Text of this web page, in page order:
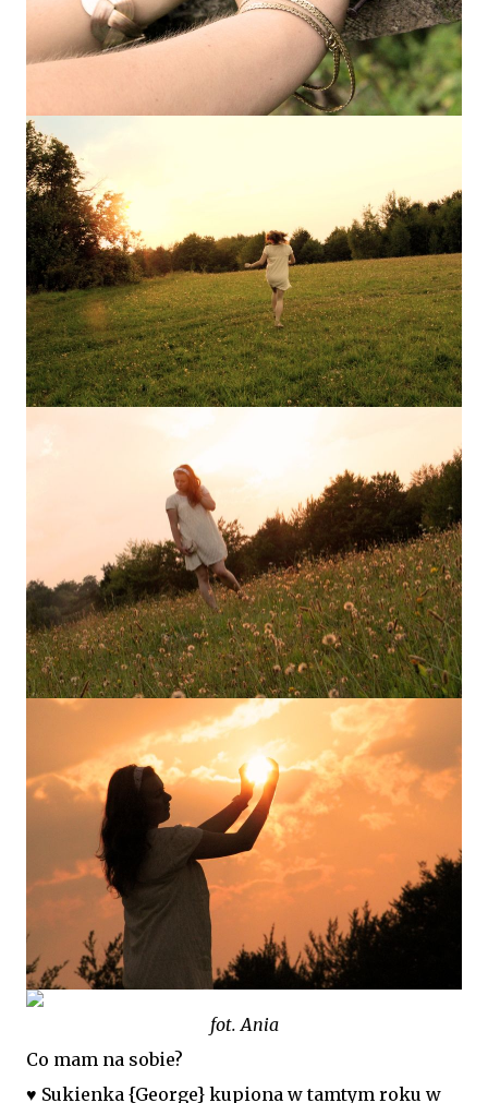
fot. Ania
Co mam na sobie?
♥ Sukienka {George} kupiona w tamtym roku w